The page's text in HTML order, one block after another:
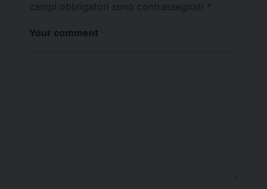
campi obbligatori sono contrassegnati *
Your comment